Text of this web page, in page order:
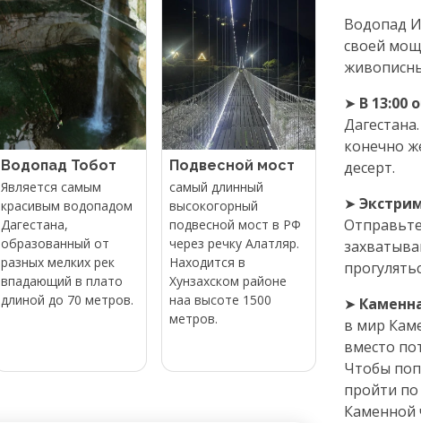
Водопад Тобот
Является самым
красивым водопадом
Дагестана,
образованный от
разных мелких рек
впадающий в плато
длиной до 70 метров.
Подвесной мост
самый длинный
высокогорный
подвесной мост в РФ
через речку Алатляр.
Находится в
Хунзахском районе
наа высоте 1500
метров.
Водопад
своей
➤ В 13:00
конечно
десерт.
➤
➤
в мир
вместо
Чтобы
пройти
Каменной